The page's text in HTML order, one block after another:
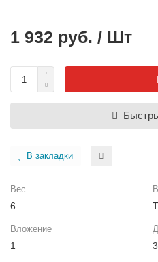
1 932 руб. / Шт
В закладки
Вес
6
Вложение
1 3